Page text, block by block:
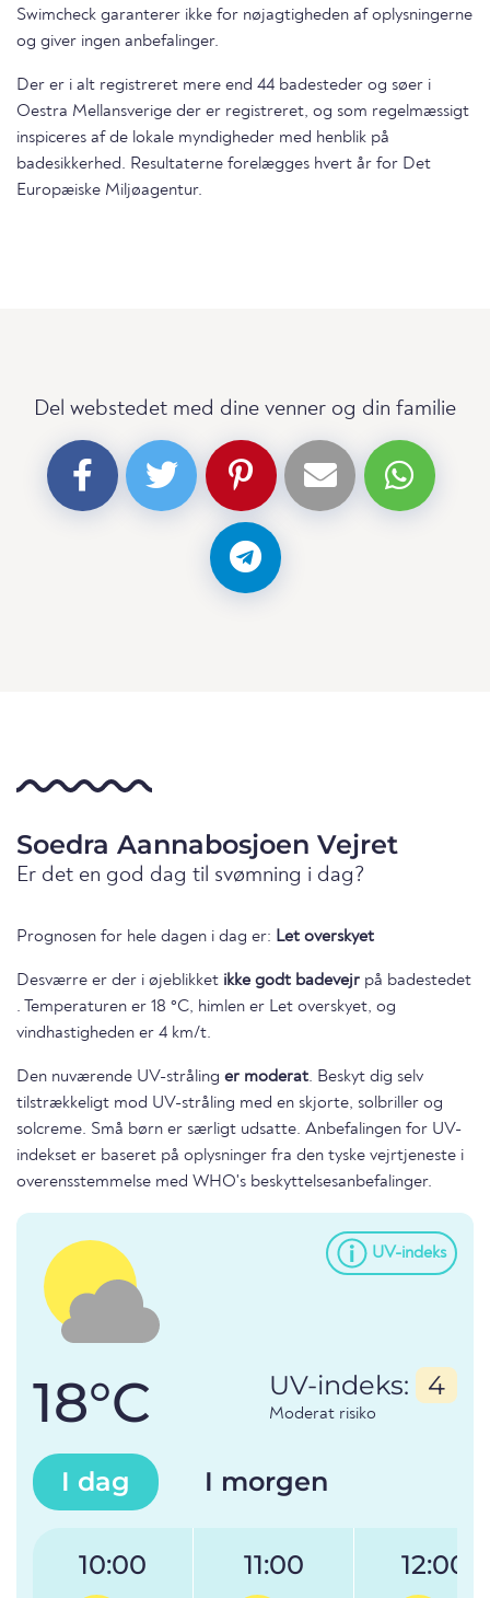
Swimcheck garanterer ikke for nøjagtigheden af oplysningerne
og giver ingen anbefalinger.
Der er i alt registreret mere end 44 badesteder og søer i
Oestra Mellansverige der er registreret, og som regelmæssigt
inspiceres af de lokale myndigheder med henblik på
badesikkerhed. Resultaterne forelægges hvert år for Det
Europæiske Miljøagentur.
Del webstedet med dine venner og din familie
Soedra Aannabosjoen Vejret
Er det en god dag til svømning i dag?
Prognosen for hele dagen i dag er: Let overskyet
Desværre er der i øjeblikket ikke godt badevejr på badestedet
. Temperaturen er 18 °C, himlen er Let overskyet, og
vindhastigheden er 4 km/t.
Den nuværende UV-stråling er moderat. Beskyt dig selv
tilstrækkeligt mod UV-stråling med en skjorte, solbriller og
solcreme. Små børn er særligt udsatte. Anbefalingen for UV-
indekset er baseret på oplysninger fra den tyske vejrtjeneste i
overensstemmelse med WHO's beskyttelsesanbefalinger.
UV-indeks
18°C UV-indeks: 4
Moderat risiko
I dag I morgen
10:00 11:00 12:00